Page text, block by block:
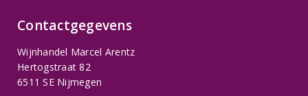
Contactgegevens
Wijnhandel Marcel Arentz
Hertogstraat 82
6511 SE Nijmegen